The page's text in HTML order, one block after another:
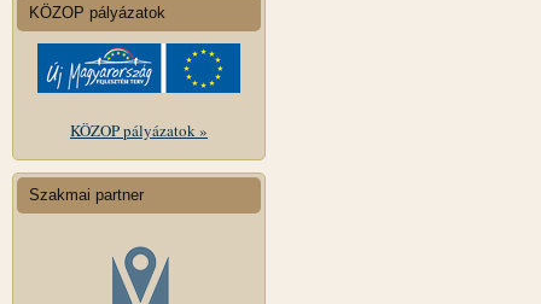
KÖZOP pályázatok
KÖZOP pályázatok »
Szakmai partner